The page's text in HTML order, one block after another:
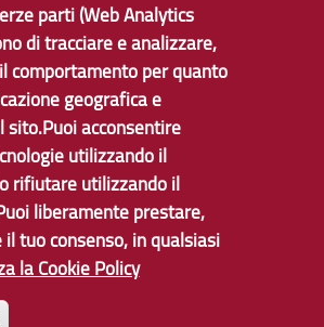
Contatti per il sito Web
parti (Web Analytics
di tracciare e analizzare,
comportamento per quanto
geografica e
acconsentire
utilizzando il
rifiutare utilizzando il
liberamente prestare,
tuo consenso, in qualsiasi
la Cookie Policy